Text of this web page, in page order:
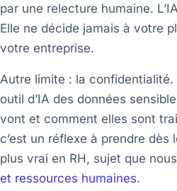
par une relecture humaine.
Elle ne décide jamais à votre
votre entreprise.
Autre limite : la
outil d’IA des données
vont et comment elles sont
c’est un réflexe à prendre dès
plus vrai en RH, sujet que
et ressources humaines.